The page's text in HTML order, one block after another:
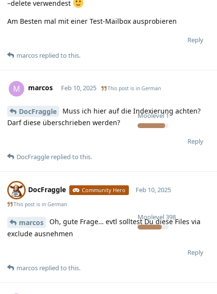
–delete verwendest
Am Besten mal mit einer Test-Mailbox ausprobieren
Reply
marcos replied to this.
M marcos
Moolevel1
Feb 10, 2025 This post is in German
DocFraggle
Muss ich hier auf die Indexierung achten?
Darf diese überschrieben werden?
Reply
DocFraggle replied to this.
DocFraggle Community Hero
Moolevel398
Feb 10, 2025
This post is in German
marcos
Oh, gute Frage… evtl solltest Du diese Files via
exclude ausnehmen
Reply
marcos replied to this.